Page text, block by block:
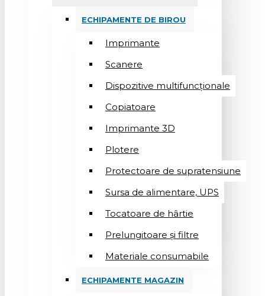
ECHIPAMENTE DE BIROU
Imprimante
Scanere
Dispozitive multifuncționale
Copiatoare
Imprimante 3D
Plotere
Protectoare de supratensiune
Sursa de alimentare, UPS
Tocatoare de hârtie
Prelungitoare și filtre
Materiale consumabile
ECHIPAMENTE MAGAZIN